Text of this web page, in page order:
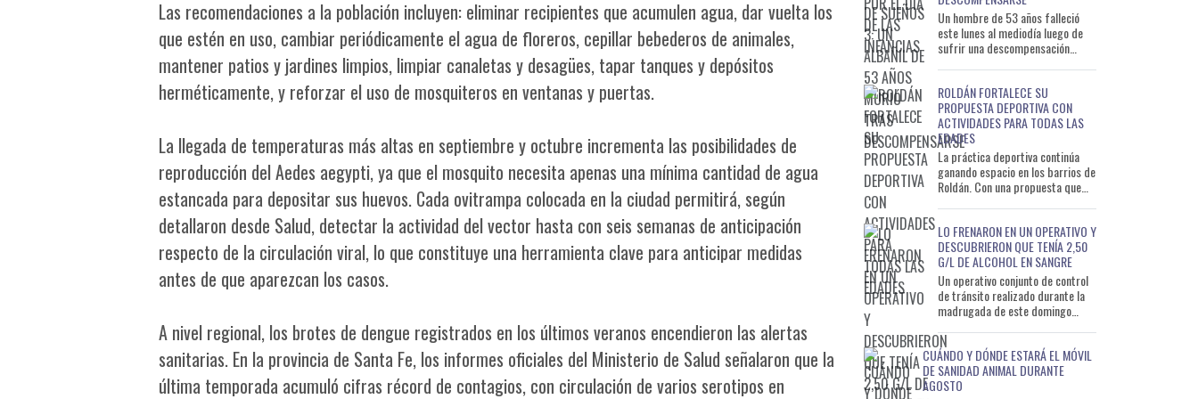
Las recomendaciones a la población incluyen: eliminar recipientes que acumulen agua, dar vuelta los
que estén en uso, cambiar periódicamente el agua de floreros, cepillar bebederos de animales,
mantener patios y jardines limpios, limpiar canaletas y desagües, tapar tanques y depósitos
herméticamente, y reforzar el uso de mosquiteros en ventanas y puertas.
La llegada de temperaturas más altas en septiembre y octubre incrementa las posibilidades de
reproducción del Aedes aegypti, ya que el mosquito necesita apenas una mínima cantidad de agua
estancada para depositar sus huevos. Cada ovitrampa colocada en la ciudad permitirá, según
detallaron desde Salud, detectar la actividad del vector hasta con seis semanas de anticipación
respecto de la circulación viral, lo que constituye una herramienta clave para anticipar medidas
antes de que aparezcan los casos.
A nivel regional, los brotes de dengue registrados en los últimos veranos encendieron las alertas
sanitarias. En la provincia de Santa Fe, los informes oficiales del Ministerio de Salud señalaron que la
última temporada acumuló cifras récord de contagios, con circulación de varios serotipos en
Un hombre de 53 años falleció
este lunes al mediodía luego de
sufrir una descompensación
ROLDÁN FORTALECE SU
PROPUESTA DEPORTIVA CON
ACTIVIDADES PARA TODAS LAS
EDADES
La práctica deportiva continúa
ganando espacio en los barrios de
Roldán. Con una propuesta que
LO FRENARON EN UN OPERATIVO Y
DESCUBRIERON QUE TENÍA 2,50
G/L DE ALCOHOL EN SANGRE
Un operativo conjunto de control
de tránsito realizado durante la
madrugada de este domingo
que circulaba con un ni
CUÁNDO Y DÓNDE ESTARÁ EL MÓVIL
DE SANIDAD ANIMAL DURANTE
AGOSTO